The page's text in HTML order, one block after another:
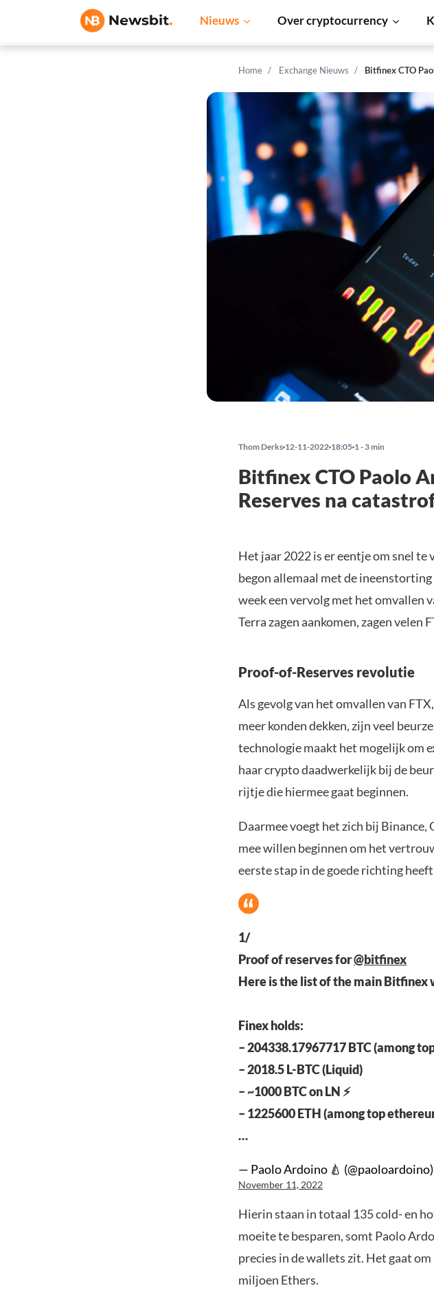
Nieuws Over cryptocurrency
Home Exchange Nieuws Bitfinex CTO
Thom Derks 12-11-2022 18:05 1 - 3 min
Bitfinex CTO Paolo
Reserves na
Het jaar 2022 is er eentje om snel
begon allemaal met de
week een vervolg met het omvallen
Terra zagen aankomen, zagen velen
Proof-of-Reserves revolutie
Als gevolg van het omvallen van
meer konden dekken, zijn veel
technologie maakt het mogelijk om
haar crypto daadwerkelijk bij de
rijtje die hiermee gaat beginnen.
Daarmee voegt het zich bij Binance,
mee willen beginnen om het
eerste stap in de goede richting
1/
Proof of reserves for@bitfinex
Here is the list of the main Bitfinex
Finex holds:
– 204338.17967717 BTC (among
– 2018.5 L-BTC (Liquid)
– ~1000 BTC on LN ⚡️
– 1225600 ETH (among top
…
— Paolo Ardoino 🍐 (@paoloardoino)
November 11, 2022
Hierin staan in totaal 135 cold- en
moeite te besparen, somt Paolo
precies in de wallets zit. Het gaat
miljoen Ethers.